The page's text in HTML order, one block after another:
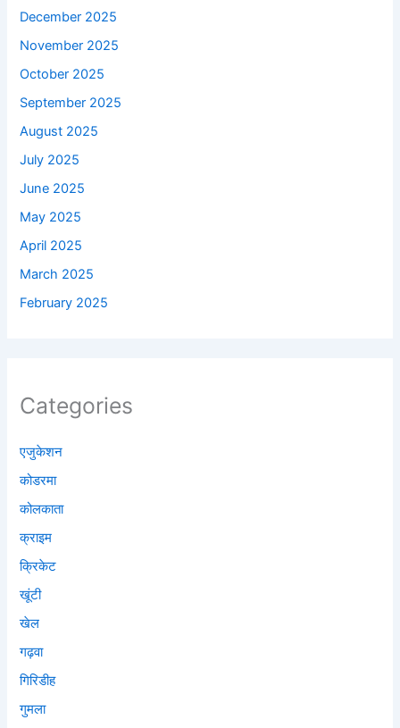
December 2025
November 2025
October 2025
September 2025
August 2025
July 2025
June 2025
May 2025
April 2025
March 2025
February 2025
Categories
एजुकेशन
कोडरमा
कोलकाता
क्राइम
क्रिकेट
खूंटी
खेल
गढ़वा
गिरिडीह
गुमला